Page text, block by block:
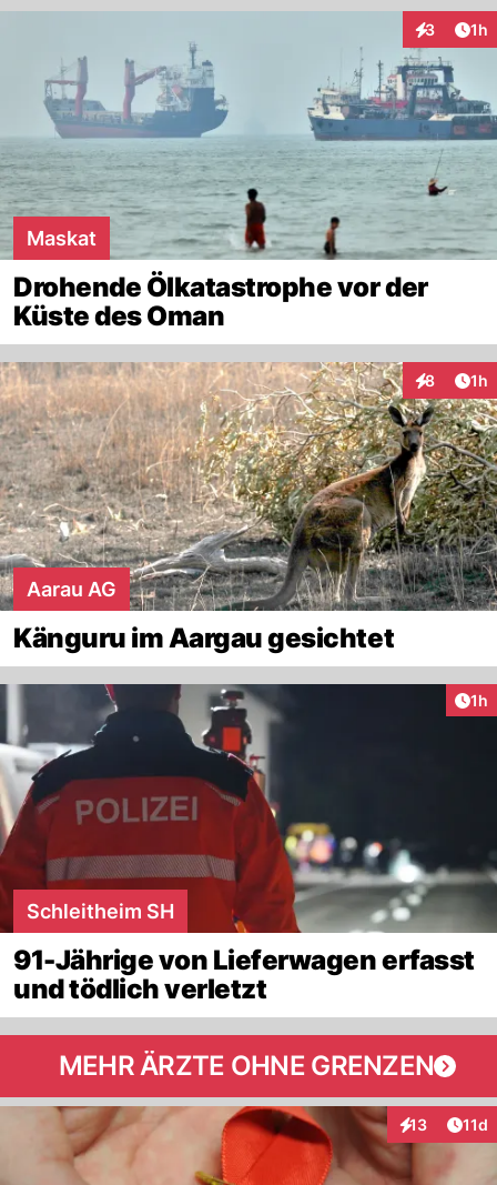
3 1h
Maskat
Drohende Ölkatastrophe vor der
Küste des Oman
8 1h
Aarau AG
Känguru im Aargau gesichtet
1h
Schleitheim SH
91-Jährige von Lieferwagen erfasst
und tödlich verletzt
MEHR ÄRZTE OHNE GRENZEN
13
Interaktionen
11d